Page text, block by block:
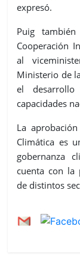
expresó.
Puig
Cooperación
al
Ministerio de
el
capacidades
La
Climática es
gobernanza
cuenta con la
de distintos